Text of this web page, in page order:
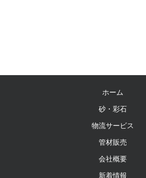
ホーム
砂・彩石
物流サービス
管材販売
会社概要
新着情報